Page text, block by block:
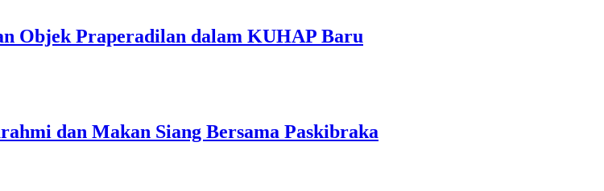
Objek Praperadilan dalam KUHAP Baru
dan Makan Siang Bersama Paskibraka